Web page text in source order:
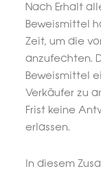
Nach Erhalt
Beweismittel
Zeit, um die
anzufechten.
Beweismittel
Verkäufer zu
Frist keine
erlassen.
In diesem